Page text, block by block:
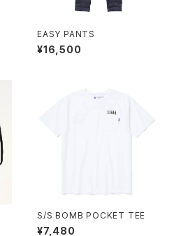
EASY PANTS
¥16,500
S/S BOMB POCKET TEE
¥7,480